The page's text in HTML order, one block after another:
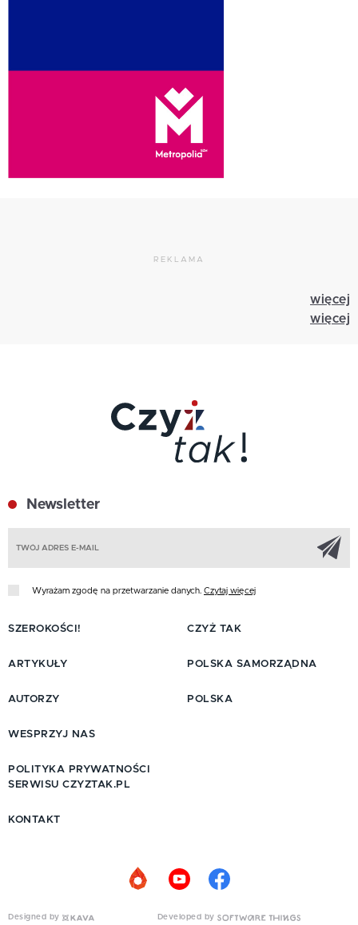
REKLAMA
więcej
więcej
Newsletter
Wyrażam zgodę na przetwarzanie danych. Czytaj więcej
SZEROKOŚCI!
ARTYKUŁY
AUTORZY
CZYŻ TAK
POLSKA SAMORZĄDNA
POLSKA
WESPRZYJ NAS
POLITYKA PRYWATNOŚCI
SERWISU CZYZTAK.PL
KONTAKT
Designed by Developed by